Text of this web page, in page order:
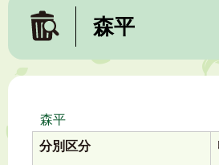
森平
森平
分別区分